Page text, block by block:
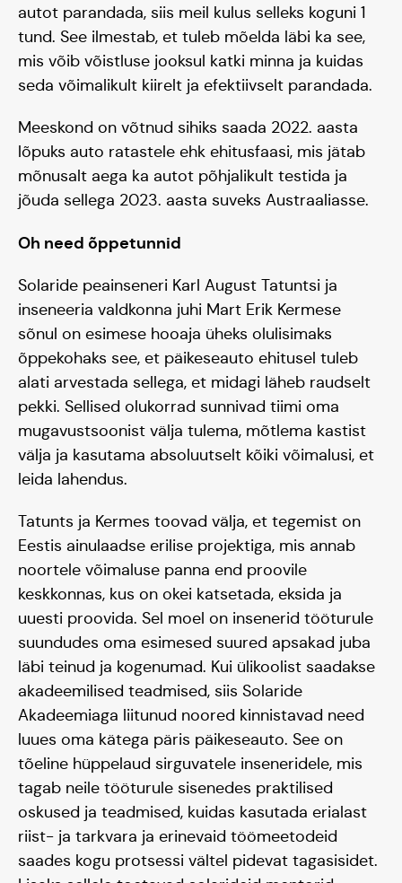
Kontakt
Meedia
autot parandada, siis meil kulus selleks koguni 1
tund. See ilmestab, et tuleb mõelda läbi ka see,
mis võib võistluse jooksul katki minna ja kuidas
seda võimalikult kiirelt ja efektiivselt parandada.
Meeskond on võtnud sihiks saada 2022. aasta
lõpuks auto ratastele ehk ehitusfaasi, mis jätab
mõnusalt aega ka autot põhjalikult testida ja
jõuda sellega 2023. aasta suveks Austraaliasse.
Oh need õppetunnid
Solaride peainseneri Karl August Tatuntsi ja
inseneeria valdkonna juhi Mart Erik Kermese
sõnul on esimese hooaja üheks olulisimaks
õppekohaks see, et päikeseauto ehitusel tuleb
alati arvestada sellega, et midagi läheb raudselt
pekki. Sellised olukorrad sunnivad tiimi oma
mugavustsoonist välja tulema, mõtlema kastist
välja ja kasutama absoluutselt kõiki võimalusi, et
leida lahendus.
Tatunts ja Kermes toovad välja, et tegemist on
Eestis ainulaadse erilise projektiga, mis annab
noortele võimaluse panna end proovile
keskkonnas, kus on okei katsetada, eksida ja
uuesti proovida. Sel moel on insenerid tööturule
suundudes oma esimesed suured apsakad juba
läbi teinud ja kogenumad. Kui ülikoolist saadakse
akadeemilised teadmised, siis Solaride
Akadeemiaga liitunud noored kinnistavad need
luues oma kätega päris päikeseauto. See on
tõeline hüppelaud sirguvatele inseneridele, mis
tagab neile tööturule sisenedes praktilised
oskused ja teadmised, kuidas kasutada erialast
riist- ja tarkvara ja erinevaid töömeetodeid
saades kogu protsessi vältel pidevat tagasisidet.